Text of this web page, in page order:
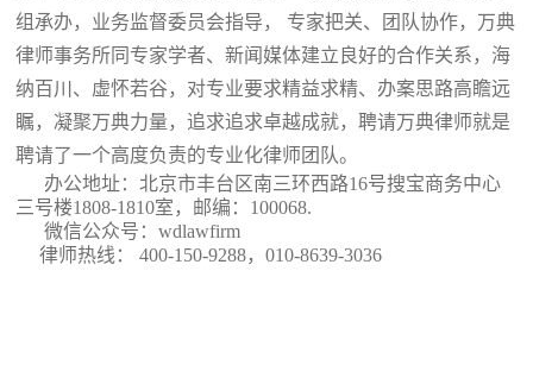
组承办，业务监督委员会指导， 专家把关、团队协作，万典
律师事务所同专家学者、新闻媒体建立良好的合作关系，海
纳百川、虚怀若谷，对专业要求精益求精、办案思路高瞻远
瞩，凝聚万典力量，追求追求卓越成就，聘请万典律师就是
聘请了一个高度负责的专业化律师团队。
办公地址：北京市丰台区南三环西路16号搜宝商务中心
三号楼1808-1810室 ，邮编：100068.
微信公众号：wdlawfirm
律师热线： 400-150-9288，010-8639-3036